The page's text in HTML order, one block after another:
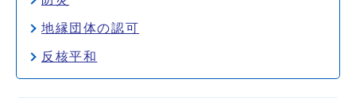
地縁団体の認可
反核平和